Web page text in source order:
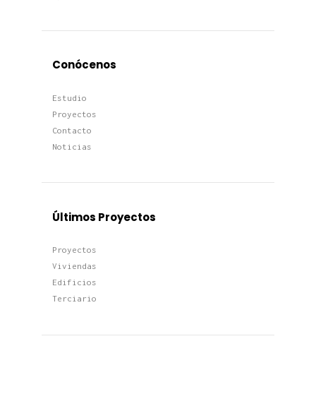
Conócenos
Estudio
Proyectos
Contacto
Noticias
Últimos Proyectos
Proyectos
Viviendas
Edificios
Terciario